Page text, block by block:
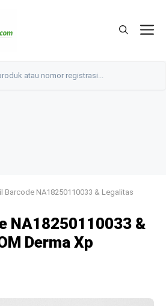
Barcode NA18250110033 & Legalitas
NA18250110033 &
Derma Xp